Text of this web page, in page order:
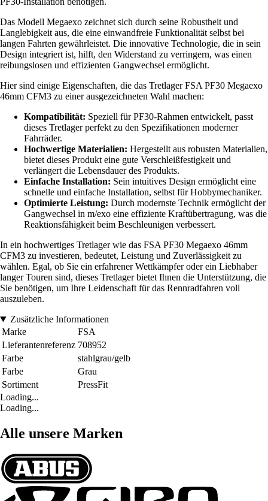
Das Modell Megaexo zeichnet sich durch seine Robustheit und
Langlebigkeit aus, die eine einwandfreie Funktionalität selbst bei
langen Fahrten gewährleistet. Die innovative Technologie, die in sein
Design integriert ist, hilft, den Widerstand zu verringern, was einen
reibungslosen und effizienten Gangwechsel ermöglicht.
Hier sind einige Eigenschaften, die das Tretlager FSA PF30 Megaexo
46mm CFM3 zu einer ausgezeichneten Wahl machen:
Kompatibilität: Speziell für PF30-Rahmen entwickelt, passt
dieses Tretlager perfekt zu den Spezifikationen moderner
Fahrräder.
Hochwertige Materialien: Hergestellt aus robusten Materialien,
bietet dieses Produkt eine gute Verschleißfestigkeit und
verlängert die Lebensdauer des Produkts.
Einfache Installation: Sein intuitives Design ermöglicht eine
schnelle und einfache Installation, selbst für Hobbymechaniker.
Optimierte Leistung: Durch modernste Technik ermöglicht der
Gangwechsel in m/exo eine effiziente Kraftübertragung, was die
Reaktionsfähigkeit beim Beschleunigen verbessert.
In ein hochwertiges Tretlager wie das FSA PF30 Megaexo 46mm
CFM3 zu investieren, bedeutet, Leistung und Zuverlässigkeit zu
wählen. Egal, ob Sie ein erfahrener Wettkämpfer oder ein Liebhaber
langer Touren sind, dieses Tretlager bietet Ihnen die Unterstützung, die
Sie benötigen, um Ihre Leidenschaft für das Rennradfahren voll
auszuleben.
Zusätzliche Informationen
Marke
FSA
Lieferantenreferenz 708952
Farbe
stahlgrau/gelb
Farbe
Grau
Sortiment
PressFit
Loading...
Loading...
Alle unsere Marken